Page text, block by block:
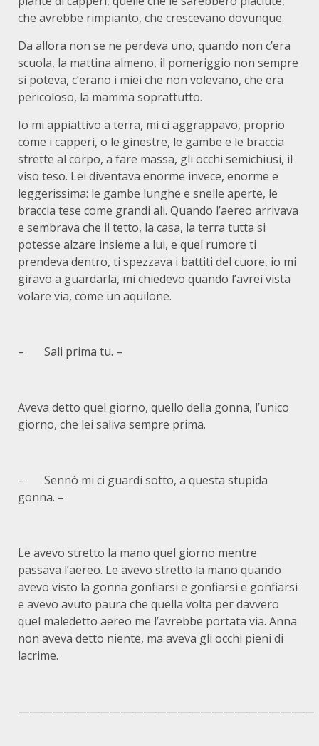
che avrebbe rimpianto, che crescevano dovunque.
Da allora non se ne perdeva uno, quando non c’era
scuola, la mattina almeno, il pomeriggio non sempre
si poteva, c’erano i miei che non volevano, che era
pericoloso, la mamma soprattutto.
Io mi appiattivo a terra, mi ci aggrappavo, proprio
come i capperi, o le ginestre, le gambe e le braccia
strette al corpo, a fare massa, gli occhi semichiusi, il
viso teso. Lei diventava enorme invece, enorme e
leggerissima: le gambe lunghe e snelle aperte, le
braccia tese come grandi ali. Quando l’aereo arrivava
e sembrava che il tetto, la casa, la terra tutta si
potesse alzare insieme a lui, e quel rumore ti
prendeva dentro, ti spezzava i battiti del cuore, io mi
giravo a guardarla, mi chiedevo quando l’avrei vista
volare via, come un aquilone.
– Sali prima tu. –
Aveva detto quel giorno, quello della gonna, l’unico
giorno, che lei saliva sempre prima.
– Sennò mi ci guardi sotto, a questa stupida
gonna. –
Le avevo stretto la mano quel giorno mentre
passava l’aereo. Le avevo stretto la mano quando
avevo visto la gonna gonfiarsi e gonfiarsi e gonfiarsi
e avevo avuto paura che quella volta per davvero
quel maledetto aereo me l’avrebbe portata via. Anna
non aveva detto niente, ma aveva gli occhi pieni di
lacrime.
——————————————————————————